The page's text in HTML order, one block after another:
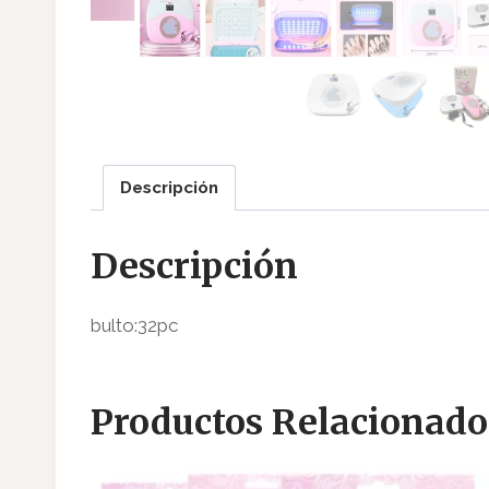
Descripción
Descripción
bulto:32pc
Productos